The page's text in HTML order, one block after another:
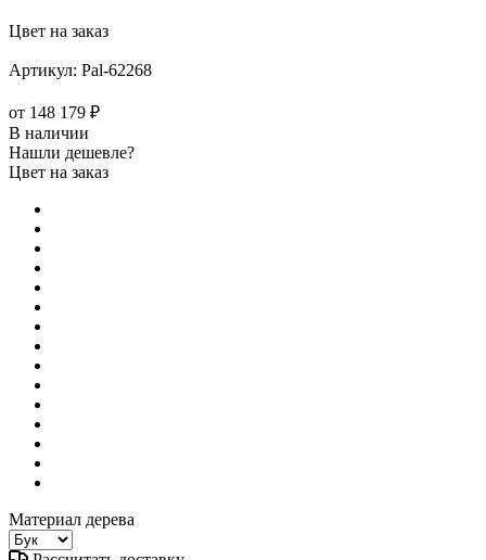
Цвет на заказ
Артикул: Pal-62268
от 148 179 ₽
В наличии
Нашли дешевле?
Цвет на заказ
Материал дерева